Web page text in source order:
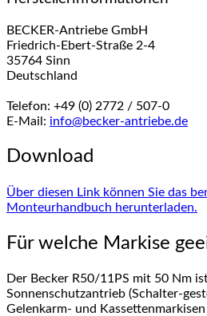
BECKER-Antriebe GmbH
Friedrich-Ebert-Straße 2-4
35764 Sinn
Deutschland
Telefon: +49 (0) 2772 / 507-0
E-Mail: info@becker-antriebe.de
Download
Über diesen Link können Sie das
Monteurhandbuch herunterladen.
Für welche Markise
Der Becker R50/11PS mit 50 Nm
Sonnenschutzantrieb (Schalter-
Gelenkarm- und